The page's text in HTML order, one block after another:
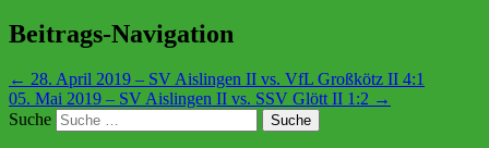
Beitrags-Navigation
← 28. April 2019 – SV Aislingen II vs. VfL Großkötz II 4:1
05. Mai 2019 – SV Aislingen II vs. SSV Glött II 1:2 →
Suche